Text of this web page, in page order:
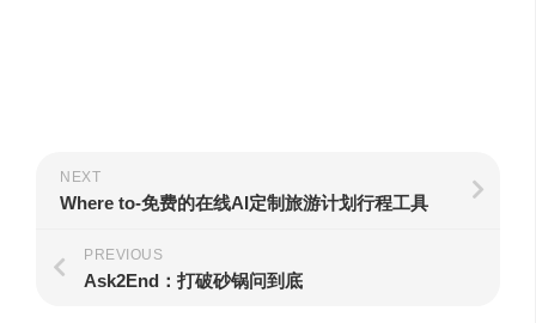
NEXT
Where to-免费的在线AI定制旅游计划行程工具
PREVIOUS
Ask2End：打破砂锅问到底